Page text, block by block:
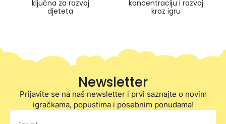
ključna za razvoj
djeteta
koncentraciju i razvoj
kroz igru
Newsletter
Prijavite se na naš newsletter i prvi saznajte o novim
igračkama, popustima i posebnim ponudama!